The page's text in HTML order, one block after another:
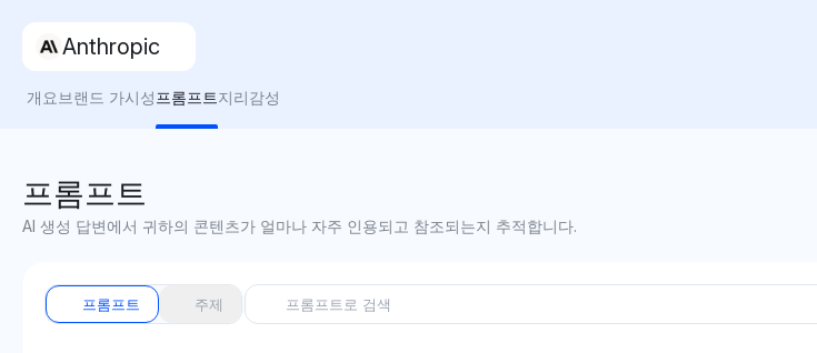
Anthropic
개요 브랜드 가시성 프롬프트지리감성
프롬프트
AI 생성 답변에서 귀하의 콘텐츠가 얼마나 자주 인용되고 참조되는지 추적합니다.
프롬프트 주제